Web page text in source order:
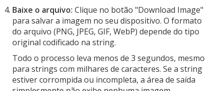
Baixe o arquivo: Clique no botão "Download Image"
para salvar a imagem no seu dispositivo. O formato
do arquivo (PNG, JPEG, GIF, WebP) depende do tipo
original codificado na string.
Todo o processo leva menos de 3 segundos, mesmo
para strings com milhares de caracteres. Se a string
estiver corrompida ou incompleta, a área de saída